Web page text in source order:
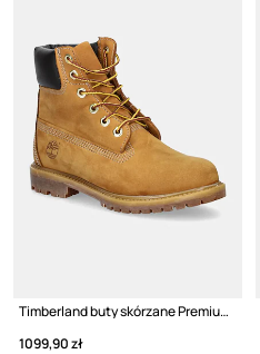
Timberland buty skórzane Premium 6 Inch
1099,90 zł